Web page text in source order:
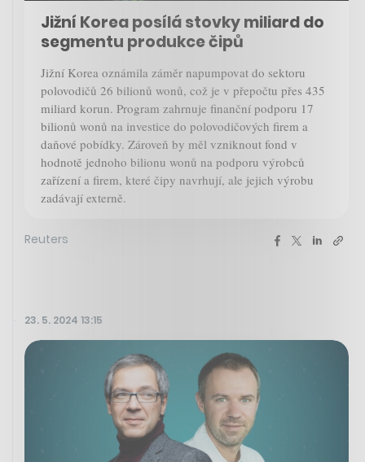
Jižní Korea posílá stovky miliard do
segmentu produkce čipů
Jižní Korea oznámila záměr napumpovat do sektoru
polovodičů 26 bilionů wonů, což je v přepočtu přes 435
miliard korun. Program zahrnuje finanční podporu 17
bilionů wonů na investice do polovodičových firem a
daňové pobídky. Zároveň by měl vzniknout fond v
hodnotě jednoho bilionu wonů na podporu výrobců
zařízení a firem, které čipy navrhují, ale jejich výrobu
zadávají externě.
Reuters
23. 5. 2024 13:15